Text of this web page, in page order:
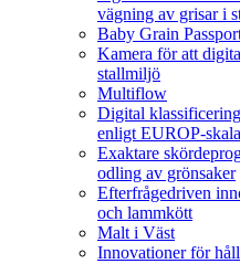
vägning av grisar i
Baby Grain
Kamera för att
stallmiljö
Multiflow
Digital
enligt EUROP-
Exaktare
odling av grönsaker
Efterfrågedriven
och lammkött
Malt i Väst
Innovationer för